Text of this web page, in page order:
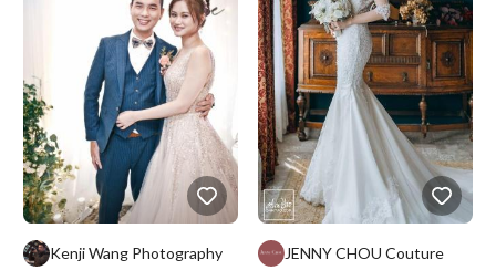
Kenji Wang Photography JENNY CHOU Couture